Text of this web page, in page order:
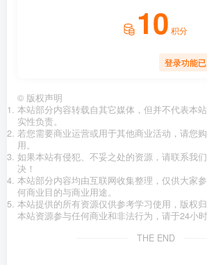
10 积分
登录功能
© 版权声明
本站部分内容转载自其它媒体，但并不代表本
实性负责。
若您需要商业运营或用于其他商业活动，请您
用。
如果本站有侵犯、不妥之处的资源，请联系我
决！
本站部分内容均由互联网收集整理，仅供大家
何商业目的与商业用途。
本站提供的所有资源仅供参考学习使用，版权
本站资源参与任何商业和非法行为，请于24小
THE END